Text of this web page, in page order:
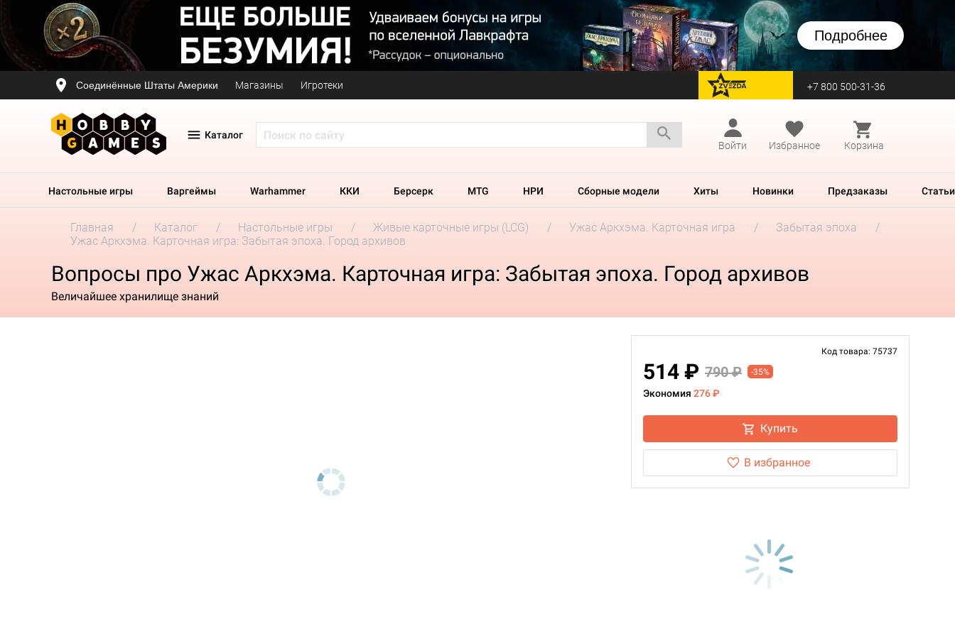
Подробнее
Соединённые Штаты Америки Магазины Игротеки перейти на Zvezda +7 800 500-31-36
Каталог
Войти
Избранное Корзина
Настольные игры Варгеймы Warhammer ККИ Берсерк MTG НРИ Сборные модели Хиты Новинки Предзаказы Статьи
Главная Каталог Настольные игры Живые карточные игры (LCG) Ужас Аркхэма. Карточная игра
Забытая эпоха
Ужас Аркхэма. Карточная игра: Забытая эпоха. Город архивов
Вопросы про Ужас Аркхэма. Карточная игра: Забытая эпоха. Город архивов
Величайшее хранилище знаний
Код товара: 75737
514 ₽ 790 ₽ -35%
Экономия 276 ₽
Купить
В избранное